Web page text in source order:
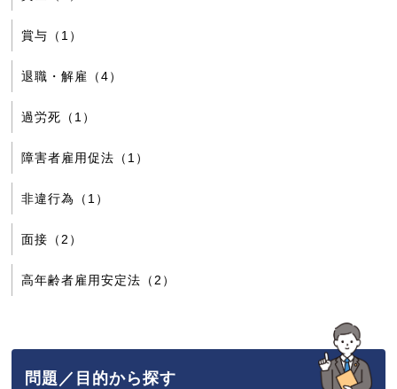
賞与（1）
退職・解雇（4）
過労死（1）
障害者雇用促法（1）
非違行為（1）
面接（2）
高年齢者雇用安定法（2）
問題／目的から探す